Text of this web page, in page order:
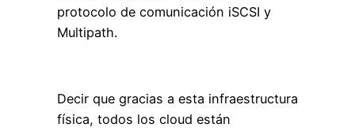
protocolo de comunicación iSCSI y
Multipath.
Decir que gracias a esta infraestructura
física, todos los cloud están